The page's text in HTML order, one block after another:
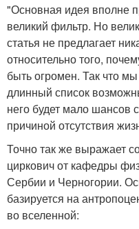
"Основная идея вполне
великий фильтр. Но
статья не предлагает
относительно того,
быть огромен. Так что
длинный список
него будет мало шансов
причиной отсутствия
Точно так же выражает
циркович от кафедры
Сербии и Черногории.
базируется на
во вселенной: